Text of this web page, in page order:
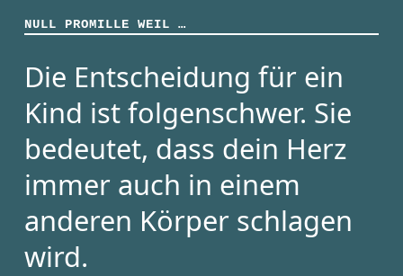
NULL PROMILLE WEIL …
Die Entscheidung für ein
Kind ist folgenschwer. Sie
bedeutet, dass dein Herz
immer auch in einem
anderen Körper schlagen
wird.